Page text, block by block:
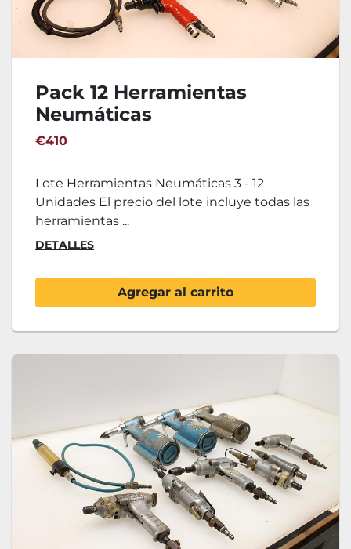
Pack 12 Herramientas
Neumáticas
(Remachadoras,
€410
Lote Herramientas Neumáticas 3 - 12
Unidades El precio del lote incluye todas las
herramientas ...
DETALLES
Agregar al carrito